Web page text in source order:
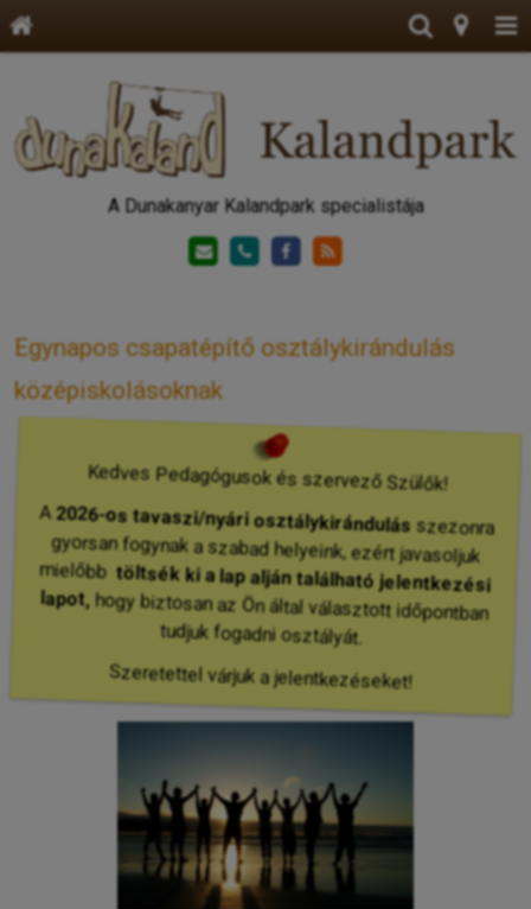
A Dunakanyar Kalandpark specialistája
Egynapos csapatépítő osztálykirándulás
középiskolásoknak
Kedves Pedagógusok és szervező Szülők!
A2026-os tavaszi/nyári osztálykirándulás szezonra
gyorsan fogynak a szabad helyeink, ezért javasoljuk
mielőbbtöltsék ki a lap alján található jelentkezési
lapot,hogy biztosan az Ön által választott időpontban
tudjuk fogadni osztályát.
Szeretettel várjuk a jelentkezéseket!